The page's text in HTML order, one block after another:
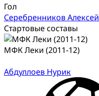
Гол
Серебренников Алексей
Стартовые составы
МФК Леки (2011-12)
Абдуллоев Нурик